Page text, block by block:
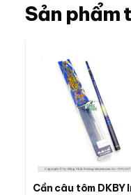
Sản phẩm
Cần câu tôm DKBY